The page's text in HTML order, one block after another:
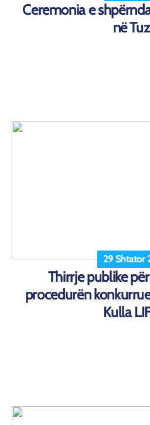
Ceremonia e
në Tuz
29 Shtator
Thirrje publike
procedurën
Kulla